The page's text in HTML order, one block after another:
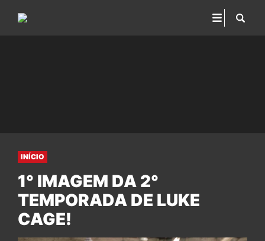
INÍCIO
1° IMAGEM DA 2°
TEMPORADA DE LUKE
CAGE!